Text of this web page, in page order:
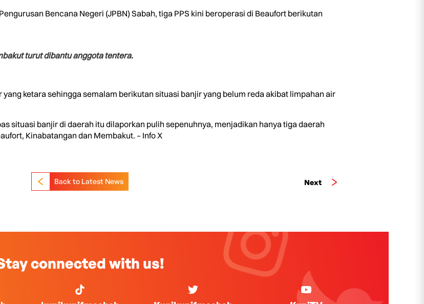
Bencana Negeri (JPBN) Sabah, tiga PPS kini beroperasi di Beaufort berikutan
turut dibantu anggota tentera.
ketara sehingga semalam berikutan situasi banjir yang belum reda akibat limpahan air
situasi banjir di daerah itu dilaporkan pulih sepenuhnya, menjadikan hanya tiga daerah
Kinabatangan dan Membakut. – Info X
Next
Back to Latest News
connected with us!